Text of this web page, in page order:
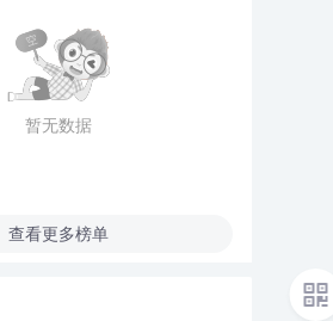
暂无数据
查看更多榜单